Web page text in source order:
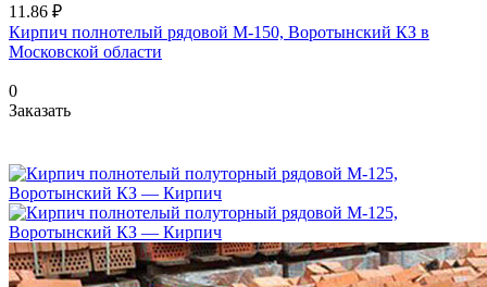
11.86 ₽
Кирпич полнотелый рядовой М-150, Воротынский КЗ в
Московской области
0
Заказать